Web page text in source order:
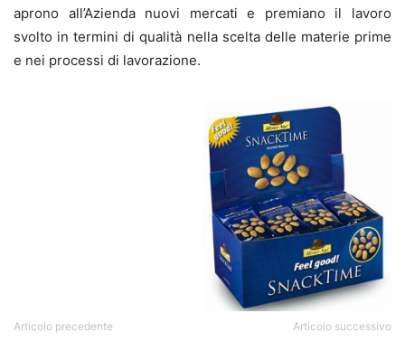
aprono all’Azienda nuovi mercati e premiano il lavoro
svolto in termini di qualità nella scelta delle materie prime
e nei processi di lavorazione.
Articolo precedente Articolo successivo